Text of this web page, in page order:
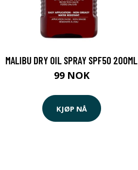
MALIBU DRY OIL SPRAY SPF50 200ML
99 NOK
KJØP NÅ